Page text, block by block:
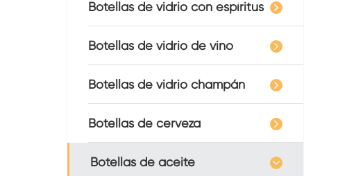
Botellas de vidrio con espíritus
Botellas de vidrio de vino
Botellas de vidrio champán
Botellas de cerveza
Botellas de aceite